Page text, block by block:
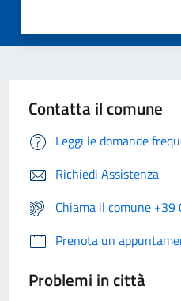
Contatta il comune
Leggi le domande
Richiedi Assistenza
Chiama il comune
Prenota un
Problemi in città